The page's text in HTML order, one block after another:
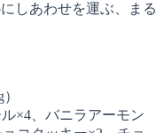
しあわせを運ぶ、まる
×4、バニラアーモン